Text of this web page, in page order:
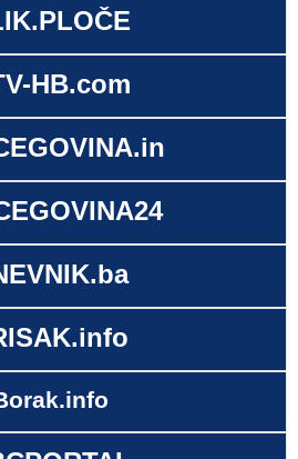
HB.com